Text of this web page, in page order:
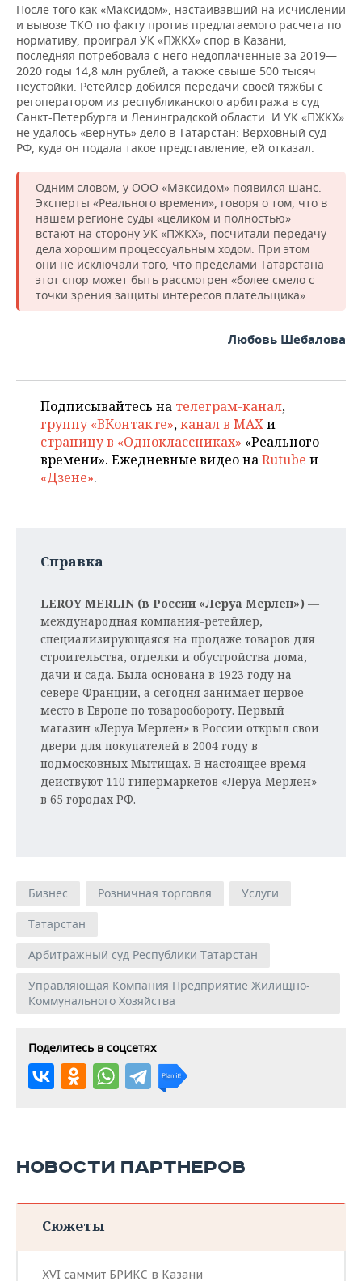
После того как «Максидом», настаивавший на исчислении
и вывозе ТКО по факту против предлагаемого расчета по
нормативу, проиграл УК «ПЖКХ» спор в Казани,
последняя потребовала с него недоплаченные за 2019—
2020 годы 14,8 млн рублей, а также свыше 500 тысяч
неустойки. Ретейлер добился передачи своей тяжбы с
регоператором из республиканского арбитража в суд
Санкт-Петербурга и Ленинградской области. И УК «ПЖКХ»
не удалось «вернуть» дело в Татарстан: Верховный суд
РФ, куда он подала такое представление, ей отказал.
Одним словом, у ООО «Максидом» появился шанс.
Эксперты «Реального времени», говоря о том, что в
нашем регионе суды «целиком и полностью»
встают на сторону УК «ПЖКХ», посчитали передачу
дела хорошим процессуальным ходом. При этом
они не исключали того, что пределами Татарстана
этот спор может быть рассмотрен «более смело с
точки зрения защиты интересов плательщика».
Любовь Шебалова
Подписывайтесь на телеграм-канал,
группу «ВКонтакте»,канал в MAXи
страницу в «Одноклассниках» «Реального
времени». Ежедневные видео наRutube и
«Дзене».
Справка
LEROY MERLIN (в России «Леруа Мерлен») —
международная компания-ретейлер,
специализирующаяся на продаже товаров для
строительства, отделки и обустройства дома,
дачи и сада. Была основана в 1923 году на
севере Франции, а сегодня занимает первое
место в Европе по товарообороту. Первый
магазин «Леруа Мерлен» в России открыл свои
двери для покупателей в 2004 году в
подмосковных Мытищах. В настоящее время
действуют 110 гипермаркетов «Леруа Мерлен»
в 65 городах РФ.
Бизнес Розничная торговля
Услуги
Татарстан
Арбитражный суд Республики Татарстан
Управляющая Компания Предприятие Жилищно-
Коммунального Хозяйства
Поделитесь в соцсетях
НОВОСТИ ПАРТНЕРОВ
Сюжеты
XVI саммит БРИКС в Казани